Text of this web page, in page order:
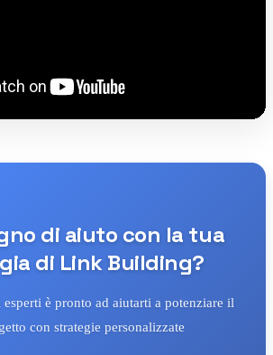
di aiuto con la tua
di Link Building?
è pronto ad aiutarti a potenziare il
con strategie personalizzate